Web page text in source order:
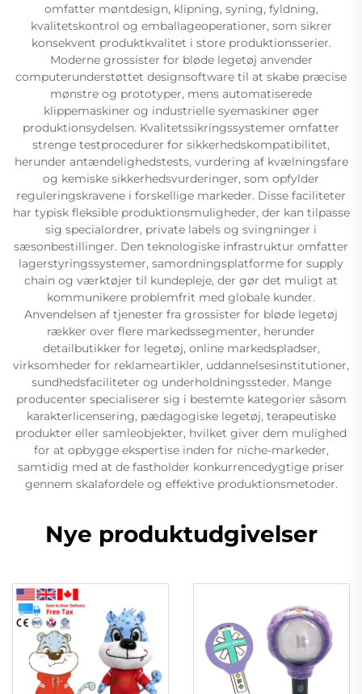
omfatter møntdesign, klipning, syning, fyldning,
kvalitetskontrol og emballageoperationer, som sikrer
konsekvent produktkvalitet i store produktionsserier.
Moderne grossister for bløde legetøj anvender
computerunderstøttet designsoftware til at skabe præcise
mønstre og prototyper, mens automatiserede
klippemaskiner og industrielle syemaskiner øger
produktionsydelsen. Kvalitetssikringssystemer omfatter
strenge testprocedurer for sikkerhedskompatibilitet,
herunder antændelighedstests, vurdering af kvælningsfare
og kemiske sikkerhedsvurderinger, som opfylder
reguleringskravene i forskellige markeder. Disse faciliteter
har typisk fleksible produktionsmuligheder, der kan tilpasse
sig specialordrer, private labels og svingninger i
sæsonbestillinger. Den teknologiske infrastruktur omfatter
lagerstyringssystemer, samordningsplatforme for supply
chain og værktøjer til kundepleje, der gør det muligt at
kommunikere problemfrit med globale kunder.
Anvendelsen af tjenester fra grossister for bløde legetøj
rækker over flere markedssegmenter, herunder
detailbutikker for legetøj, online markedspladser,
virksomheder for reklameartikler, uddannelsesinstitutioner,
sundhedsfaciliteter og underholdningssteder. Mange
producenter specialiserer sig i bestemte kategorier såsom
karakterlicensering, pædagogiske legetøj, terapeutiske
produkter eller samleobjekter, hvilket giver dem mulighed
for at opbygge ekspertise inden for niche-markeder,
samtidig med at de fastholder konkurrencedygtige priser
gennem skalafordele og effektive produktionsmetoder.
Nye produktudgivelser